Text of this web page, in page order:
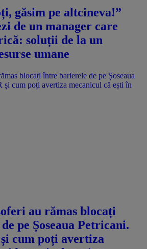
găsim pe altcineva!”
de un manager care
soluții de la un
umane
blocați între barierele de pe Șoseaua
și cum poți avertiza mecanicul că ești în
au rămas blocați
pe Șoseaua Petricani.
cum poți avertiza